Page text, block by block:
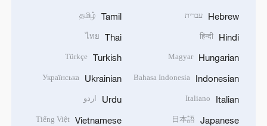
Hebrew עברית
Hindi
हिन्दी
Hungarian
Magyar
Indonesian
Bahasa Indonesia
Italian
Italiano
Japanese
日本語
Tamil
தமிழ்
Thai
ไทย
Turkish
Türkçe
Ukrainian
Українська
Urdu اردو
Vietnamese
Tiếng Việt